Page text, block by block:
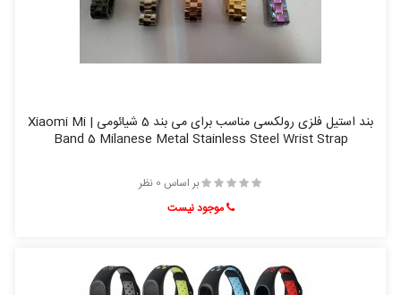
بند استیل فلزی رولکسی مناسب برای می بند 5 شیائومی | Xiaomi Mi
Band 5 Milanese Metal Stainless Steel Wrist Strap
بر اساس 0 نظر
موجود نیست